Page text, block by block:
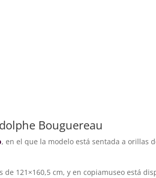
Bouguereau
, en el que la modelo está sentada a orillas
121×160,5 cm, y en copiamuseo está